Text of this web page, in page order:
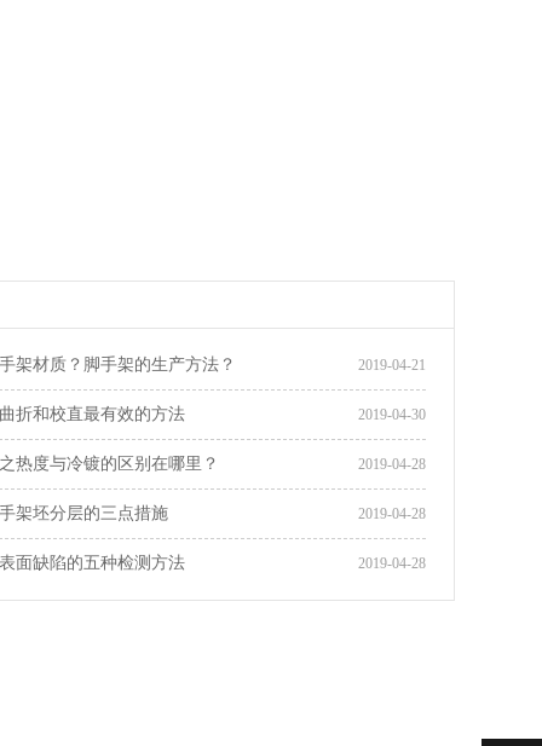
2019-04-21
架材质？脚手架的生产方法？
2019-04-30
折和校直最有效的方法
2019-04-28
热度与冷镀的区别在哪里？
2019-04-28
架坯分层的三点措施
2019-04-28
面缺陷的五种检测方法